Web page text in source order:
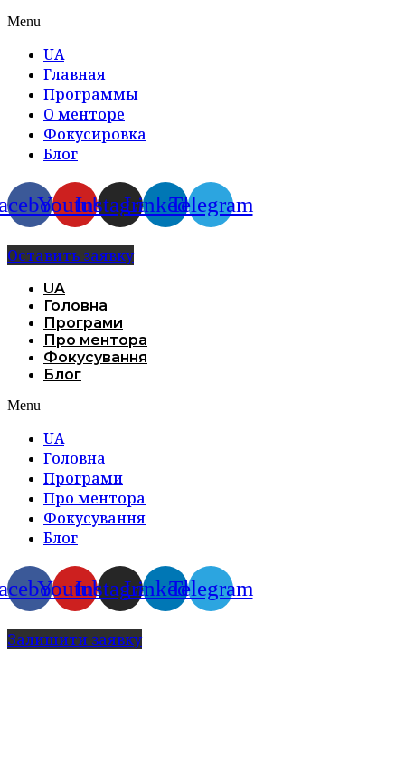
Menu
UA
Главная
Программы
О менторе
Фокусировка
Блог
YoutubeInstagramLinkedinTelegram
Оставить заявку
UA
Головна
Програми
Про ментора
Фокусування
Блог
Menu
UA
Головна
Програми
Про ментора
Фокусування
Блог
YoutubeInstagramLinkedinTelegram
Залишити заявку